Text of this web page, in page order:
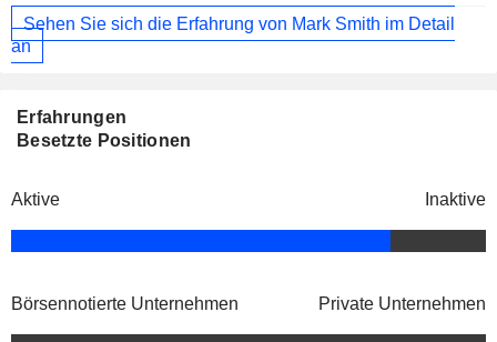
Sehen Sie sich die Erfahrung von Mark Smith im Detail
an
Erfahrungen
Besetzte Positionen
Aktive Inaktive
Börsennotierte Unternehmen Private Unternehmen